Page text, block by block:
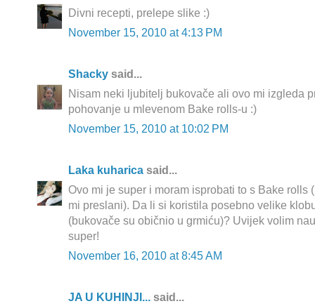
Divni recepti, prelepe slike :)
November 15, 2010 at 4:13 PM
Shacky said...
Nisam neki ljubitelj bukovače ali ovo mi izgleda
pohovanje u mlevenom Bake rolls-u :)
November 15, 2010 at 10:02 PM
Laka kuharica said...
Ovo mi je super i moram isprobati to s Bake rolls
mi preslani). Da li si koristila posebno velike
(bukovače su običnio u grmiću)? Uvijek volim
super!
November 16, 2010 at 8:45 AM
JA U KUHINJI... said...